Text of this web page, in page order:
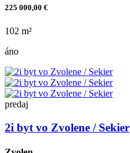
225 000,00 €
102 m²
áno
predaj
2i byt vo Zvolene / Sekier